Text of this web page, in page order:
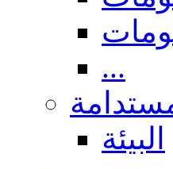
...
البيئة